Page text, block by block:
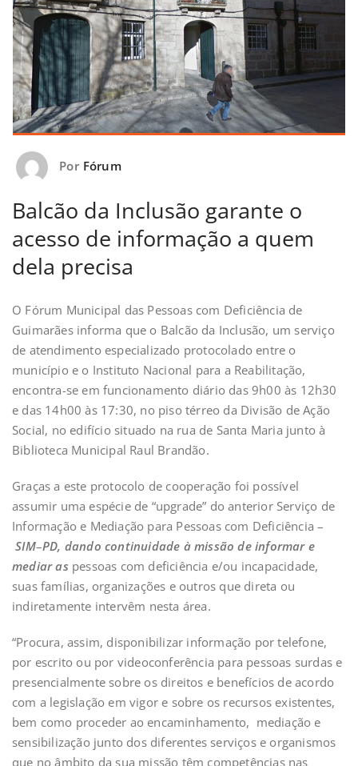
Por Fórum
Balcão da Inclusão garante o
acesso de informação a quem
dela precisa
O Fórum Municipal das Pessoas com Deficiência de
Guimarães informa que o Balcão da Inclusão, um serviço
de atendimento especializado protocolado entre o
município e o Instituto Nacional para a Reabilitação,
encontra-se em funcionamento diário das 9h00 às 12h30
e das 14h00 às 17:30, no piso térreo da Divisão de Ação
Social, no edifício situado na rua de Santa Maria junto à
Biblioteca Municipal Raul Brandão.
Graças a este protocolo de cooperação foi possível
assumir uma espécie de “upgrade” do anterior Serviço de
Informação e Mediação para Pessoas com Deficiência –
SIM–PD, dando continuidade à missão de informar e
mediar as pessoas com deficiência e/ou incapacidade,
suas famílias, organizações e outros que direta ou
indiretamente intervêm nesta área.
“Procura, assim, disponibilizar informação por telefone,
por escrito ou por videoconferência para pessoas surdas e
presencialmente sobre os direitos e benefícios de acordo
com a legislação em vigor e sobre os recursos existentes,
bem como proceder ao encaminhamento, mediação e
sensibilização junto dos diferentes serviços e organismos
que no âmbito da sua missão têm competências nas